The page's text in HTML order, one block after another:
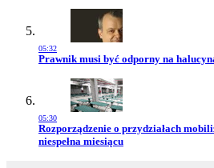
05:32
Przejdź do artykułu:
Prawnik musi być odporny na
05:30
Przejdź do artykułu:
Rozporządzenie o przydziałach
niespełna miesiącu